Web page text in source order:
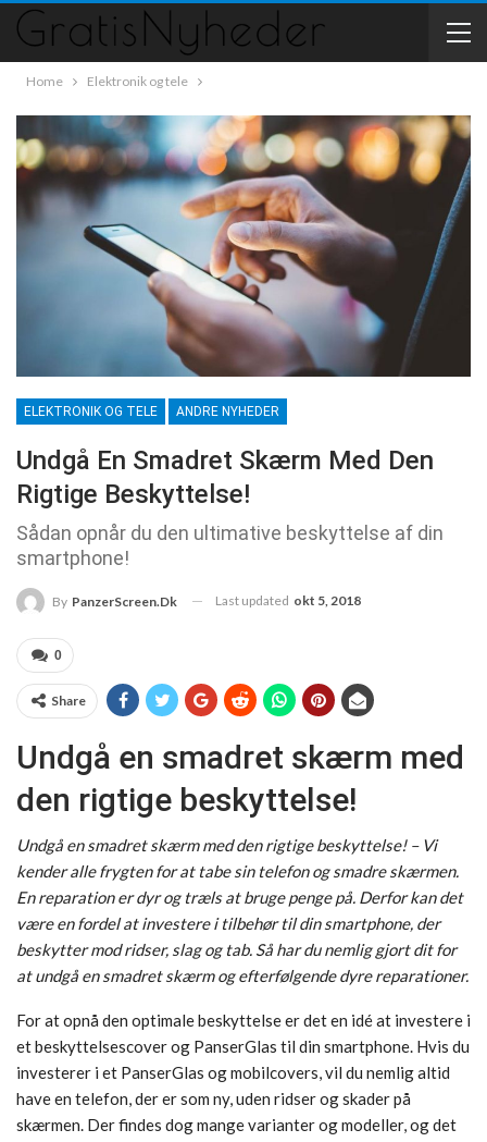
Home Elektronik og tele
ELEKTRONIK OG TELE ANDRE NYHEDER
Undgå En Smadret Skærm Med Den
Rigtige Beskyttelse!
Sådan opnår du den ultimative beskyttelse af din
smartphone!
By PanzerScreen.dk Last updated okt 5, 2018
0
Share
Undgå en smadret skærm med
den rigtige beskyttelse!
Undgå en smadret skærm med den rigtige beskyttelse! – Vi
kender alle frygten for at tabe sin telefon og smadre skærmen.
En reparation er dyr og træls at bruge penge på. Derfor kan det
være en fordel at investere i tilbehør til din smartphone, der
beskytter mod ridser, slag og tab. Så har du nemlig gjort dit for
at undgå en smadret skærm og efterfølgende dyre reparationer.
For at opnå den optimale beskyttelse er det en idé at investere i
et beskyttelsescover og PanserGlas til din smartphone. Hvis du
investerer i et PanserGlas og mobilcovers, vil du nemlig altid
have en telefon, der er som ny, uden ridser og skader på
skærmen. Der findes dog mange varianter og modeller, og det